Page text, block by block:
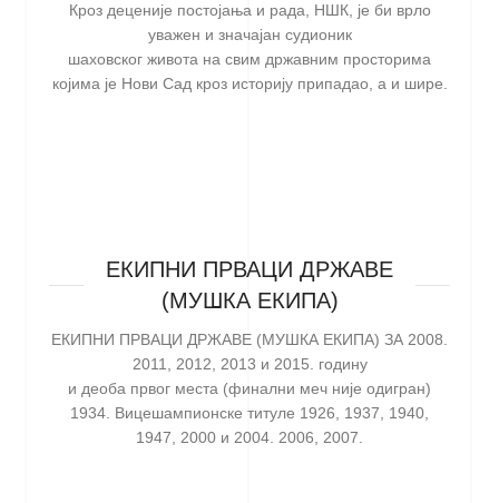
Кроз деценије постојања и рада, НШК, је би врло
уважен и значајан судионик
шаховског живота на свим државним просторима
којима је Нови Сад кроз историју припадао, а и шире.
ЕКИПНИ ПРВАЦИ ДРЖАВЕ
(МУШКА ЕКИПА)
ЕКИПНИ ПРВАЦИ ДРЖАВЕ (МУШКА ЕКИПА) ЗА 2008.
2011, 2012, 2013 и 2015. годину
и деоба првог места (финални меч није одигран)
1934. Вицешампионске титуле 1926, 1937, 1940,
1947, 2000 и 2004. 2006, 2007.